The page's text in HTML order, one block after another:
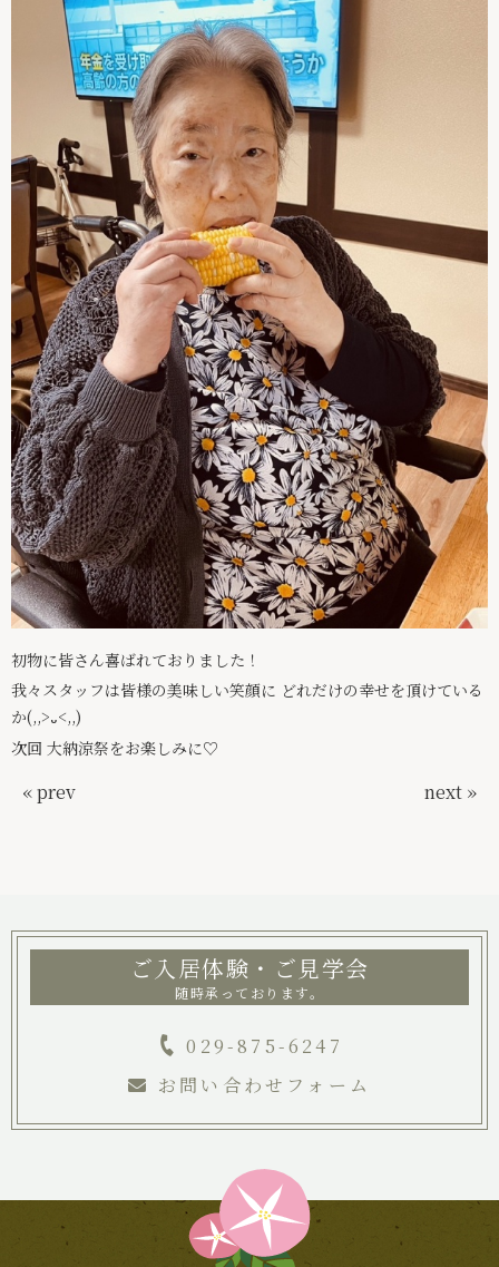
初物に皆さん喜ばれておりました！
我々スタッフは皆様の美味しい笑顔に どれだけの幸せを頂けている
か(,,>᎑<,,)
次回 大納涼祭をお楽しみに♡
« prev next »
ご入居体験・ご見学会
随時承っております。
029-875-6247
お問い合わせフォーム